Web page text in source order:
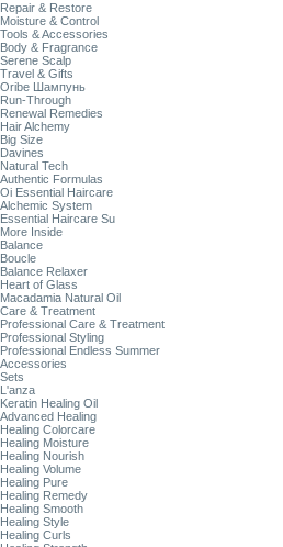
Repair & Restore
Moisture & Control
Tools & Accessories
Body & Fragrance
Serene Scalp
Travel & Gifts
Oribe Шампунь
Run-Through
Renewal Remedies
Hair Alchemy
Big Size
Davines
Natural Tech
Authentic Formulas
Oi Essential Haircare
Alchemic System
Essential Haircare Su
More Inside
Balance
Boucle
Balance Relaxer
Heart of Glass
Macadamia Natural Oil
Care & Treatment
Professional Care & Treatment
Professional Styling
Professional Endless Summer
Accessories
Sets
L'anza
Keratin Healing Oil
Advanced Healing
Healing Colorcare
Healing Moisture
Healing Nourish
Healing Volume
Healing Pure
Healing Remedy
Healing Smooth
Healing Style
Healing Curls